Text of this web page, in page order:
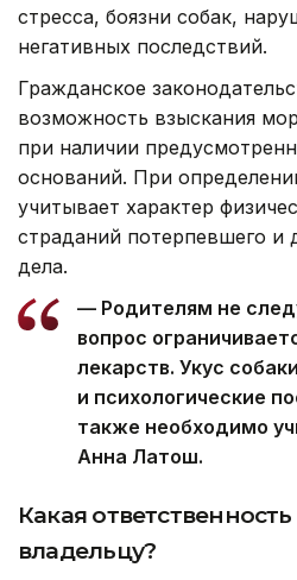
стресса, боязни собак,
негативных последствий.
Гражданское
возможность взыскания
при наличии
оснований. При
учитывает характер
страданий потерпевшего и
дела.
— Родителям не
вопрос
лекарств. Укус
и психологические
также необходимо
Анна Латош.
Какая
владельцу?